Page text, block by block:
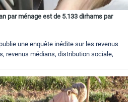
par ménage est de 5.133 dirhams par
une enquête inédite sur les revenus
revenus médians, distribution sociale,